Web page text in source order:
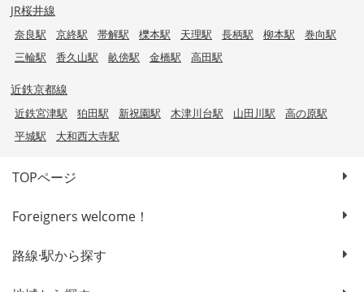
JR桜井線
奈良駅 京終駅 帯解駅 櫟本駅 天理駅 長柄駅 柳本駅
巻向駅
三輪駅
香久山駅 畝傍駅 金橋駅 高田駅
近鉄京都線
近鉄宮津駅 狛田駅 新祝園駅 木津川台駅 山田川駅
高の原駅
平城駅
大和西大寺駅
TOPページ
Foreigners welcome！
路線·駅から探す